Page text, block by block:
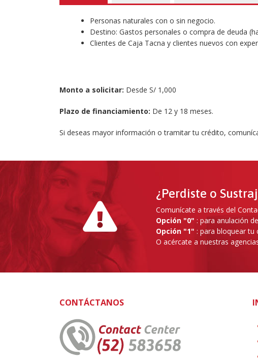
Personas naturales con o sin negocio.
Destino: Gastos personales o compra de deuda
Clientes de Caja Tacna y clientes nuevos con
Monto a solicitar: Desde S/ 1,000
Plazo de financiamiento: De 12 y 18 meses.
Si deseas mayor información o tramitar tu crédito,
¿Perdiste o
Comunícate a través del
Opción "0" : para anulación
Opción "1" : para bloquear
O acércate a nuestras
CONTÁCTANOS